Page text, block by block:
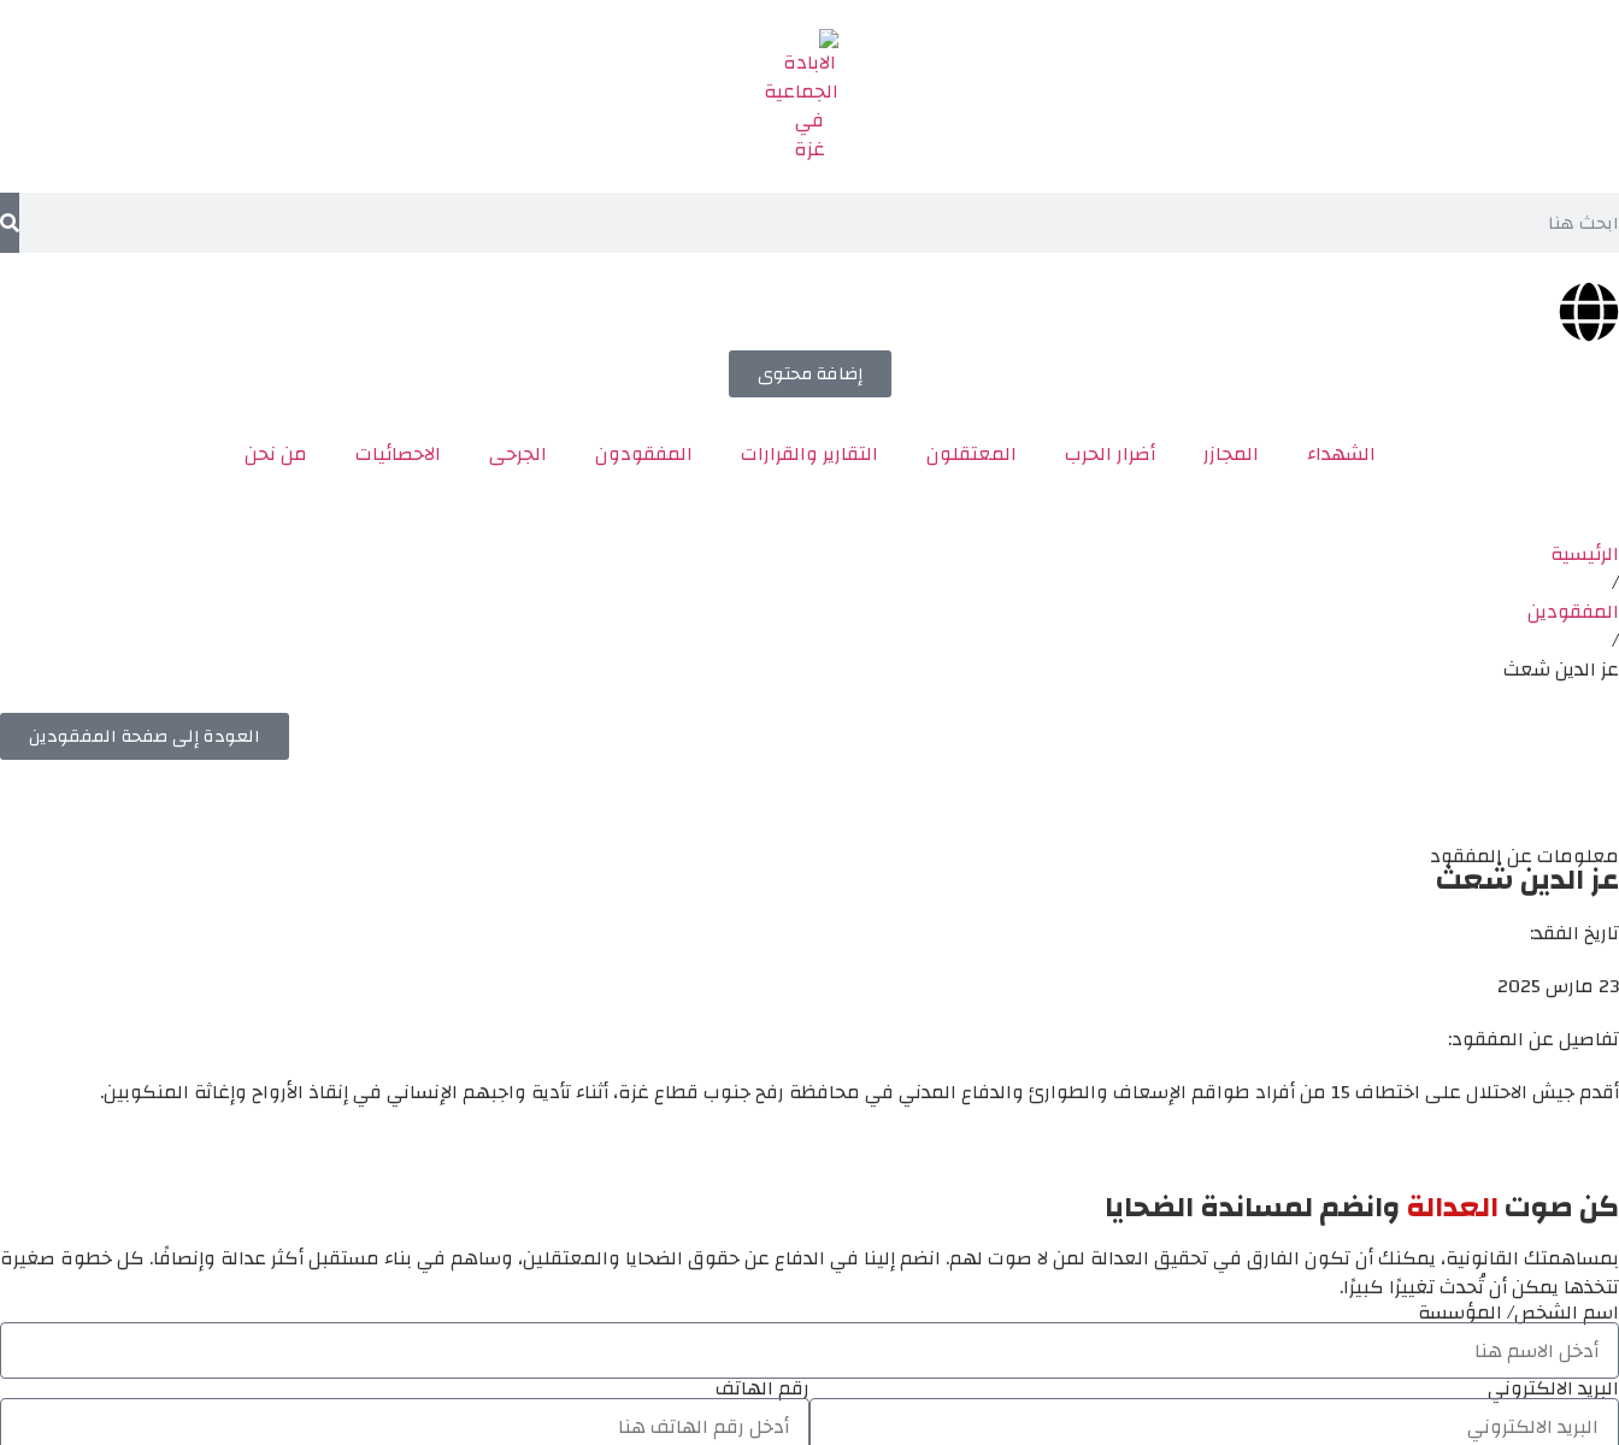
إضافة محتوى
الشهداء المجازر أضرار الحرب المعتقلون التقارير والقرارات المفقودون الجرحى الاحصائيات من نحن
الرئيسية
/
المفقودين
/
عز الدين شعث
العودة إلى صفحة المفقودين
معلومات عن المفقود
عز الدين شعث
تاريخ الفقد:
23 مارس 2025
تفاصيل عن المفقود:
أقدم جيش الاحتلال على اختطاف 15 من أفراد طواقم الإسعاف والطوارئ والدفاع المدني في محافظة رفح جنوب قطاع غزة، أثناء تأدية واجبهم الإنساني في إنقاذ الأرواح وإغاثة المنكوبين.
كن صوتالعدالةوانضم لمساندة الضحايا
بمساهمتك القانونية، يمكنك أن تكون الفارق في تحقيق العدالة لمن لا صوت لهم. انضم إلينا في الدفاع عن حقوق الضحايا والمعتقلين، وساهم في بناء مستقبل أكثر عدالة وإنصافًا. كل خطوة صغيرة
تتخذها يمكن أن تُحدث تغييرًا كبيرًا.
اسم الشخص/ المؤسسة
البريد الالكتروني رقم الهاتف